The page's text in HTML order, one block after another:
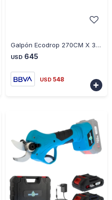
Galpón Ecodrop 270CM X 311CM X 214CM 8.3M2
USD 645
USD 548
